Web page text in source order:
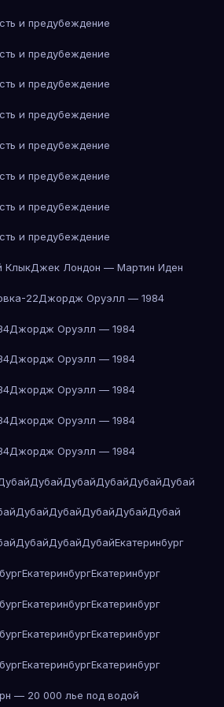
и предубеждение
и предубеждение
и предубеждение
и предубеждение
и предубеждение
и предубеждение
и предубеждение
и предубеждение
КлыкДжек Лондон — Мартин Иден
22Джордж Оруэлл — 1984
Джордж Оруэлл — 1984
Джордж Оруэлл — 1984
Джордж Оруэлл — 1984
Джордж Оруэлл — 1984
Джордж Оруэлл — 1984
ДубайДубайДубайДубайДубай
ДубайДубайДубайДубайДубай
ДубайДубайДубайЕкатеринбург
ЕкатеринбургЕкатеринбург
ЕкатеринбургЕкатеринбург
ЕкатеринбургЕкатеринбург
ЕкатеринбургЕкатеринбург
— 20 000 лье под водой